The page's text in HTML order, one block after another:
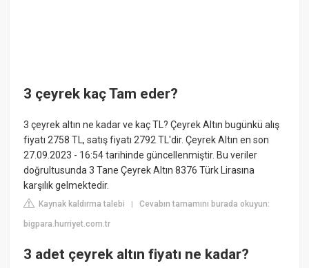
3 çeyrek kaç Tam eder?
3 çeyrek altın ne kadar ve kaç TL? Çeyrek Altın bugünkü alış
fiyatı 2758 TL, satış fiyatı 2792 TL'dir. Çeyrek Altın en son
27.09.2023 - 16:54 tarihinde güncellenmiştir. Bu veriler
doğrultusunda 3 Tane Çeyrek Altın 8376 Türk Lirasına
karşılık gelmektedir.
Kaynak kaldırma talebi |Cevabın tamamını burada okuyun:
bigpara.hurriyet.com.tr
3 adet çeyrek altın fiyatı ne kadar?